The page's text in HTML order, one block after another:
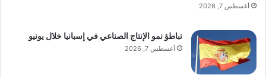
أغسطس 7, 2026
تباطؤ نمو الإنتاج الصناعي في إسبانيا خلال يونيو
أغسطس 7, 2026